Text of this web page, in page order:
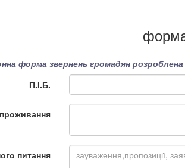
форма звернень громадян розроблена
П.І.Б.
питання